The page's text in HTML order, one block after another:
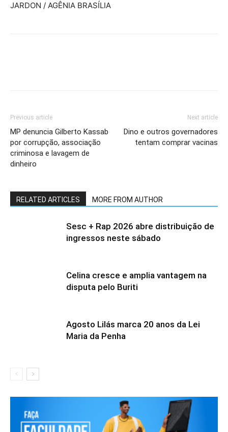
JARDON / AGÊNIA BRASÍLIA
Previous article
MP denuncia Gilberto Kassab
por corrupção, associação
criminosa e lavagem de
dinheiro
Next article
Dino e outros governadores
tentam comprar vacinas
RELATED ARTICLES MORE FROM AUTHOR
Sesc + Rap 2026 abre distribuição de
ingressos neste sábado
Celina cresce e amplia vantagem na
disputa pelo Buriti
Agosto Lilás marca 20 anos da Lei
Maria da Penha